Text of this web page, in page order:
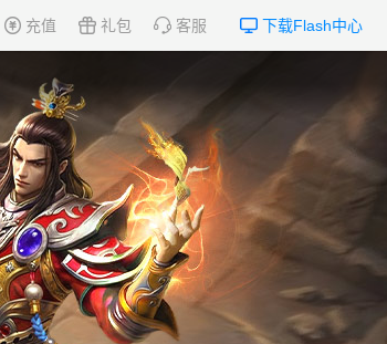
下载Flash中心
客服
礼包
充值